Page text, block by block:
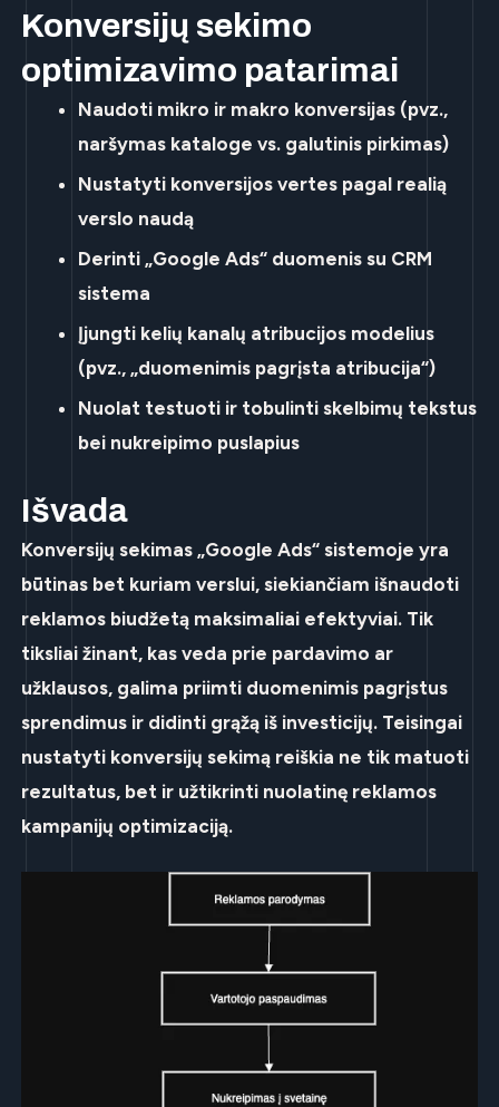
Konversijų sekimo
optimizavimo patarimai
Naudoti mikro ir makro konversijas (pvz.,
naršymas kataloge vs. galutinis pirkimas)
Nustatyti konversijos vertes pagal realią
verslo naudą
Derinti „Google Ads“ duomenis su CRM
sistema
Įjungti kelių kanalų atribucijos modelius
(pvz., „duomenimis pagrįsta atribucija“)
Nuolat testuoti ir tobulintiskelbimų tekstus
bei nukreipimo puslapius
Išvada
Konversijų sekimas „Google Ads“ sistemoje yra
būtinas bet kuriam verslui, siekiančiam išnaudoti
reklamos biudžetą maksimaliai efektyviai. Tik
tiksliai žinant, kas veda prie pardavimo ar
užklausos, galima priimti duomenimis pagrįstus
sprendimus ir didinti grąžą iš investicijų. Teisingai
nustatyti konversijų sekimą reiškia ne tik matuoti
rezultatus, bet ir užtikrinti nuolatinę reklamos
kampanijų optimizaciją.